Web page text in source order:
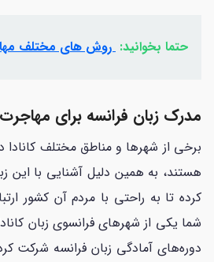
حتما بخوانید: روش های مختلف
مدرک زبان فرانسه برای مهاجرت
برخی از شهرها و مناطق مختلف کانادا
هستند، به همین دلیل آشنایی با این
کرده تا به راحتی با مردم آن کشور
شما یکی از شهرهای فرانسوی زبان
دوره‌های آمادگی زبان فرانسه شرکت